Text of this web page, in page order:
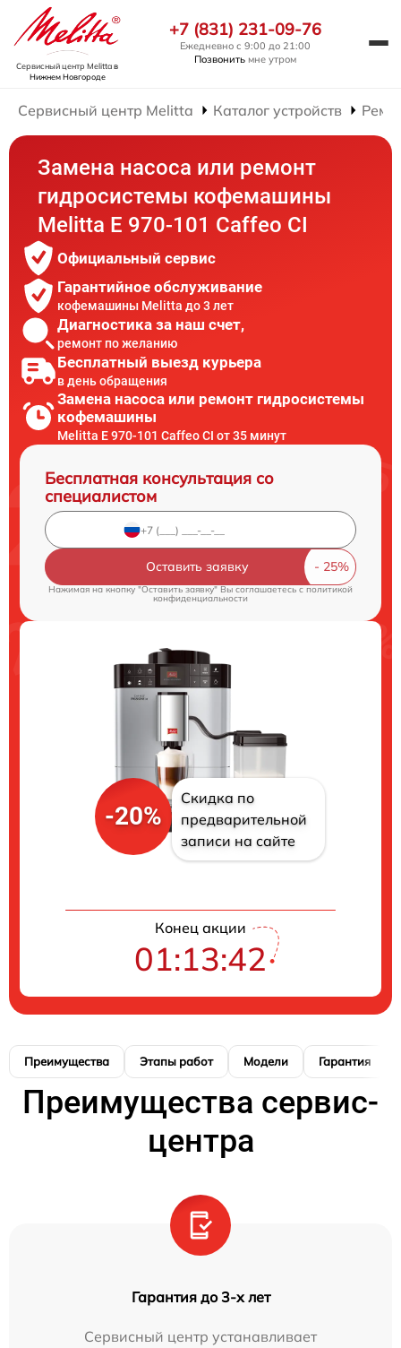
Сервисный центр Melittaв
Нижнем Новгороде
+7 (831) 231-09-76
Ежедневно с 9:00 до 21:00
Позвонить мне утром
Сервисный центр Melitta Каталог устройств
Замена насоса или ремонт
гидросистемы кофемашины
Melitta Е 970-101 Caffeo CI
Официальный сервис
Гарантийное обслуживание
кофемашины Melitta до 3 лет
Диагностика за наш счет,
ремонт по желанию
Бесплатный выезд курьера
в день обращения
Замена насоса или ремонт гидросистемы
кофемашины
Melitta Е 970-101 Caffeo CI от 35 минут
Бесплатная консультация со
специалистом
Оставить заявку
Нажимая на кнопку "Оставить заявку" Вы соглашаетесь cполитикой
конфиденциальности
-20%
Скидка по
предварительной
записи на сайте
Конец акции
01:13:41
Преимущества Этапы работ Модели Гарантия
Преимущества сервис-
центра
Гарантия до 3-х лет
Сервисный центр устанавливает